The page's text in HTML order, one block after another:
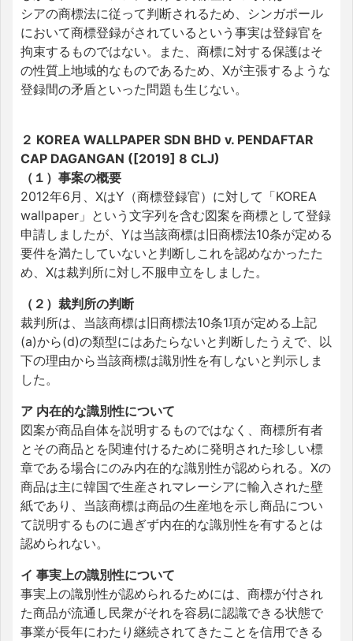
シアの商標法に従って判断されるため、シンガポール
において商標登録がされているという事実は登録官を
拘束するものではない。また、商標に対する保護はそ
の性質上地域的なものであるため、Xが主張するような
登録間の矛盾といった問題も生じない。
２ KOREA WALLPAPER SDN BHD v. PENDAFTAR
CAP DAGANGAN ([2019] 8 CLJ)
（１）事案の概要
2012年6月、XはY（商標登録官）に対して「KOREA
wallpaper」という文字列を含む図案を商標として登録
申請しましたが、Yは当該商標は旧商標法10条が定める
要件を満たしていないと判断しこれを認めなかったた
め、Xは裁判所に対し不服申立をしました。
（２）裁判所の判断
裁判所は、当該商標は旧商標法10条1項が定める上記
(a)から(d)の類型にはあたらないと判断したうえで、以
下の理由から当該商標は識別性を有しないと判示しま
した。
ア 内在的な識別性について
図案が商品自体を説明するものではなく、商標所有者
とその商品とを関連付けるために発明された珍しい標
章である場合にのみ内在的な識別性が認められる。Xの
商品は主に韓国で生産されマレーシアに輸入された壁
紙であり、当該商標は商品の生産地を示し商品につい
て説明するものに過ぎず内在的な識別性を有するとは
認められない。
イ 事実上の識別性について
事実上の識別性が認められるためには、商標が付され
た商品が流通し民衆がそれを容易に認識できる状態で
事業が長年にわたり継続されてきたことを信用できる